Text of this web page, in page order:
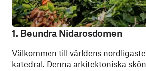
1. Beundra Nidarosdomen
Välkommen till världens
katedral. Denna arkitektoniska